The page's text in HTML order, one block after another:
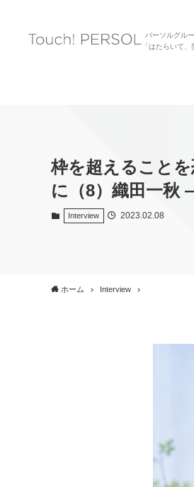
パーソルグル
「はたらいて
枠を超えること
に（8）織田一秋
Interview 2023.02.08
ホーム Interview